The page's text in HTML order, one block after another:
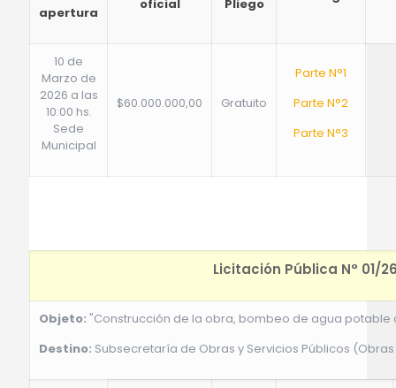
apertura
oficial
Pliego
10 de
Marzo de
2026 a las
10:00 hs.
Sede
Municipal
$60.000.000,00 Gratuito
Parte N°1
Parte N°2
Parte N°3
Licitación Pública N° 01/
Objeto: "Construcción de la obra, bombeo de agua
Destino: Subsecretaría de Obras y Servicios Públicos